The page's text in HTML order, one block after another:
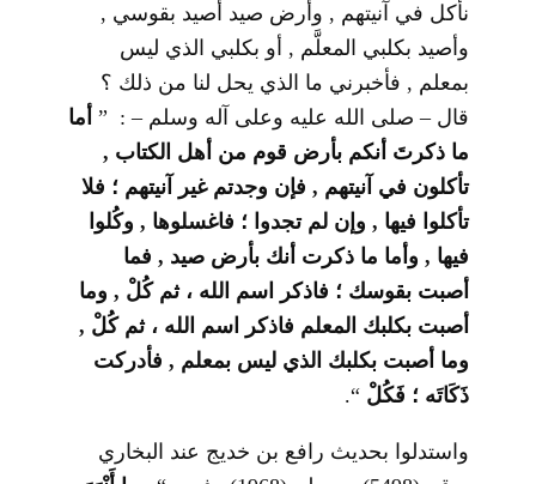
نأكل في آنيتهم , وأرض صيد أصيد بقوسي ,
وأصيد بكلبي المعلَّم , أو بكلبي الذي ليس
بمعلم , فأخبرني ما الذي يحل لنا من ذلك ؟
قال – صلى الله عليه وعلى آله وسلم – : ” أما
ما ذكرتَ أنكم بأرض قوم من أهل الكتاب ,
تأكلون في آنيتهم , فإن وجدتم غير آنيتهم ؛ فلا
تأكلوا فيها , وإن لم تجدوا ؛ فاغسلوها , وكُلوا
فيها , وأما ما ذكرت أنك بأرض صيد , فما
أصبت بقوسك ؛ فاذكر اسم الله ، ثم كُلْ , وما
أصبت بكلبك المعلم فاذكر اسم الله ، ثم كُلْ ,
وما أصبت بكلبك الذي ليس بمعلم , فأدركت
ذَكَاتَه ؛ فَكُلْ “.
واستدلوا بحديث رافع بن خديج عند البخاري